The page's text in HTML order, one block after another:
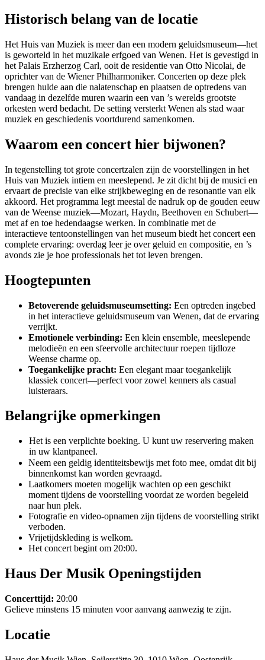
Historisch belang van de locatie
Het Huis van Muziek is meer dan een modern geluidsmuseum—het
is geworteld in het muzikale erfgoed van Wenen. Het is gevestigd in
het Palais Erzherzog Carl, ooit de residentie van Otto Nicolai, de
oprichter van de Wiener Philharmoniker. Concerten op deze plek
brengen hulde aan die nalatenschap en plaatsen de optredens van
vandaag in dezelfde muren waarin een van ’s werelds grootste
orkesten werd bedacht. De setting versterkt Wenen als stad waar
muziek en geschiedenis voortdurend samenkomen.
Waarom een concert hier bijwonen?
In tegenstelling tot grote concertzalen zijn de voorstellingen in het
Huis van Muziek intiem en meeslepend. Je zit dicht bij de musici en
ervaart de precisie van elke strijkbeweging en de resonantie van elk
akkoord. Het programma legt meestal de nadruk op de gouden eeuw
van de Weense muziek—Mozart, Haydn, Beethoven en Schubert—
met af en toe hedendaagse werken. In combinatie met de
interactieve tentoonstellingen van het museum biedt het concert een
complete ervaring: overdag leer je over geluid en compositie, en ’s
avonds zie je hoe professionals het tot leven brengen.
Hoogtepunten
Betoverende geluidsmuseumsetting: Een optreden ingebed
in het interactieve geluidsmuseum van Wenen, dat de ervaring
verrijkt.
Emotionele verbinding: Een klein ensemble, meeslepende
melodieën en een sfeervolle architectuur roepen tijdloze
Weense charme op.
Toegankelijke pracht: Een elegant maar toegankelijk
klassiek concert—perfect voor zowel kenners als casual
luisteraars.
Belangrijke opmerkingen
Het is een verplichte boeking. U kunt uw reservering maken
in uw klantpaneel.
Neem een geldig identiteitsbewijs met foto mee, omdat dit bij
binnenkomst kan worden gevraagd.
Laatkomers moeten mogelijk wachten op een geschikt
moment tijdens de voorstelling voordat ze worden begeleid
naar hun plek.
Fotografie en video-opnamen zijn tijdens de voorstelling strikt
verboden.
Vrijetijdskleding is welkom.
Het concert begint om 20:00.
Haus Der Musik Openingstijden
Concerttijd: 20:00
Gelieve minstens 15 minuten voor aanvang aanwezig te zijn.
Locatie